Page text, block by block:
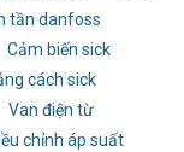
tần danfoss
Cảm biến sick
cách sick
Van điện từ
chỉnh áp suất